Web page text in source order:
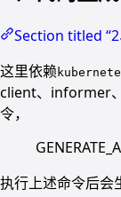
Section titled
这里依赖
client、informer
令，
执行上述命令后会